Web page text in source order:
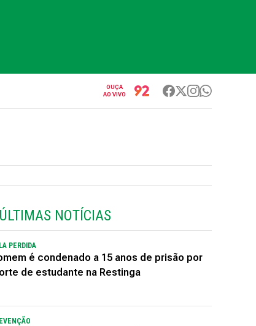
OUÇA
AO VIVO
ÚLTIMAS NOTÍCIAS
PERDIDA
é condenado a 15 anos de prisão por
de estudante na Restinga